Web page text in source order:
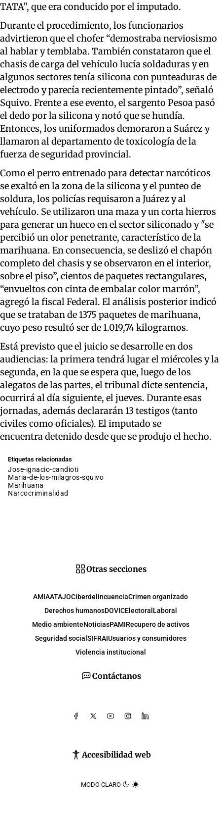
TATA”, que era conducido por el imputado.
Durante el procedimiento, los funcionarios
advirtieron que el chofer “demostraba nerviosismo
al hablar y temblaba. También constataron que el
chasis de carga del vehículo lucía soldaduras y en
algunos sectores tenía silicona con punteaduras de
electrodo y parecía recientemente pintado”, señaló
Squivo. Frente a ese evento, el sargento Pesoa pasó
el dedo por la silicona y notó que se hundía.
Entonces, los uniformados demoraron a Suárez y
llamaron al departamento de toxicología de la
fuerza de seguridad provincial.
Como el perro entrenado para detectar narcóticos
se exaltó en la zona de la silicona y el punteo de
soldura, los policías requisaron a Juárez y al
vehículo. Se utilizaron una maza y un corta hierros
para generar un hueco en el sector siliconado y "se
percibió un olor penetrante, característico de la
marihuana. En consecuencia, se deslizó el chapón
completo del chasis y se observaron en el interior,
sobre el piso”, cientos de paquetes rectangulares,
“envueltos con cinta de embalar color marrón”,
agregó la fiscal Federal. El análisis posterior indicó
que se trataban de 1375 paquetes de marihuana,
cuyo peso resultó ser de 1.019,74 kilogramos.
Está previsto que el juicio se desarrolle en dos
audiencias: la primera tendrá lugar el miércoles y la
segunda, en la que se espera que, luego de los
alegatos de las partes, el tribunal dicte sentencia,
ocurrirá al día siguiente, el jueves. Durante esas
jornadas, además declararán 13 testigos (tanto
civiles como oficiales). El imputado se
encuentra detenido desde que se produjo el hecho.
Etiquetas relacionadas
jose-ignacio-candioti
maria-de-los-milagros-squivo
marihuana
narcocriminalidad
Contáctanos
Accesibilidad web
MODO CLARO
Otras secciones
AMIAATAJOCiberdelincuenciaCrimen organizado
Derechos humanosDOVICElectoral Laboral
Medio ambienteNoticiasPAMIRecupero de activos
Seguridad social SIFRAIUsuarios y consumidores
Violencia institucional